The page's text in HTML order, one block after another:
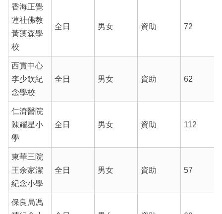
香海正覺
蓮社佛教
黃藻森學
校
全日 男女 資助 72
西貢中心
李少欽紀
念學校
全日 男女 資助 62
仁濟醫院
陳耀星小
學
全日 男女 資助 112
東華三院
王余家潔
紀念小學
全日 男女 資助 57
保良局馮